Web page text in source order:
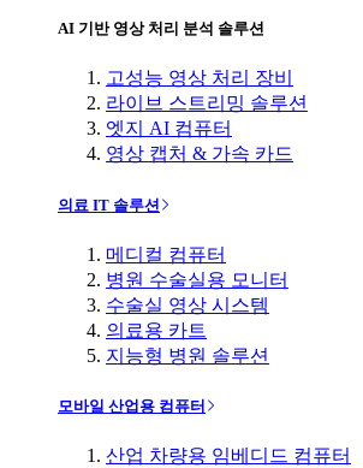
AI 기반 영상 처리 분석 솔루션
고성능 영상 처리 장비
라이브 스트리밍 솔루션
엣지 AI 컴퓨터
영상 캡처 & 가속 카드
의료 IT 솔루션
메디컬 컴퓨터
병원 수술실용 모니터
수술실 영상 시스템
의료용 카트
지능형 병원 솔루션
모바일 산업용 컴퓨터
산업 차량용 임베디드 컴퓨터